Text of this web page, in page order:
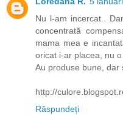
Nu l-am incercat..
concentrată
mama mea e
oricat i-ar placea, nu
Au produse bune, dar
http://
Răspundeți